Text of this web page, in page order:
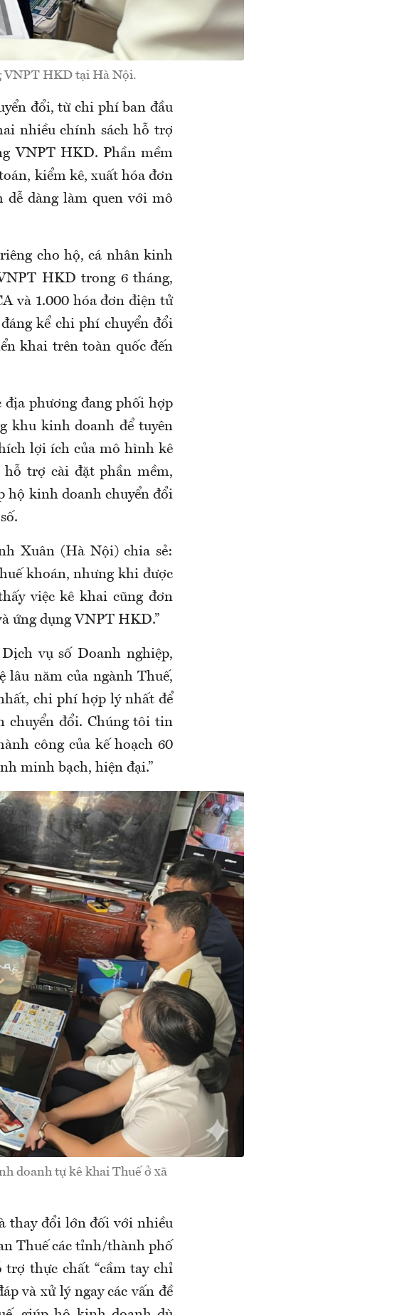
VNPT HKD tại Hà Nội.
đổi, từ chi phí ban đầu
nhiều chính sách hỗ trợ
VNPT HKD. Phần mềm
kiểm kê, xuất hóa đơn
dàng làm quen với mô
cho hộ, cá nhân kinh
HKD trong 6 tháng,
và 1.000 hóa đơn điện tử
kể chi phí chuyển đổi
khai trên toàn quốc đến
địa phương đang phối hợp
khu kinh doanh để tuyên
lợi ích của mô hình kê
hỗ trợ cài đặt phần mềm,
hộ kinh doanh chuyển đổi
Xuân (Hà Nội) chia sẻ:
khoán, nhưng khi được
việc kê khai cũng đơn
ứng dụng VNPT HKD.”
vụ số Doanh nghiệp,
lâu năm của ngành Thuế,
chi phí hợp lý nhất để
chuyển đổi. Chúng tôi tin
công của kế hoạch 60
minh bạch, hiện đại.”
doanh tự kê khai Thuế ở xã
thay đổi lớn đối với nhiều
Thuế các tỉnh/thành phố
trợ thực chất “cầm tay chỉ
và xử lý ngay các vấn đề